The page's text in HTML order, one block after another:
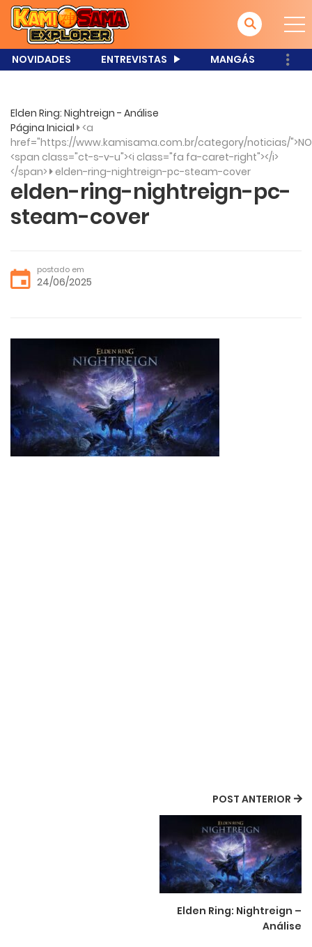
NOVIDADES ENTREVISTAS MANGÁS
Elden Ring: Nightreign - Análise
Página Inicial <a
href="https://www.kamisama.com.br/category/noticias/
<span class="ct-s-v-u"><i class="fa fa-caret-right"></i>
</span> elden-ring-nightreign-pc-steam-cover
elden-ring-nightreign-pc-
steam-cover
postado em
24/06/2025
POST ANTERIOR
Elden Ring: Nightreign –
Análise